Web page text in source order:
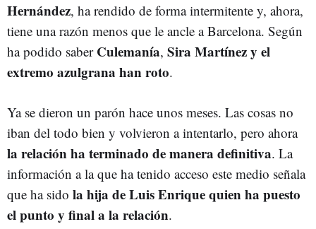
Hernández, ha rendido de forma intermitente y, ahora,
tiene una razón menos que le ancle a Barcelona. Según
ha podido saber Culemanía, Sira Martínez y el
extremo azulgrana han roto.
Ya se dieron un parón hace unos meses. Las cosas no
iban del todo bien y volvieron a intentarlo, pero ahora
la relación ha terminado de manera definitiva. La
información a la que ha tenido acceso este medio señala
que ha sido la hija de Luis Enrique quien ha puesto
el punto y final a la relación.